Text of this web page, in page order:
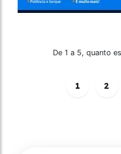
De 1 a 5, quanto
1 2